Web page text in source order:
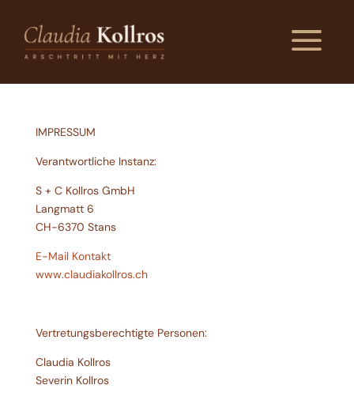
a
IMPRESSUM
Verantwortliche Instanz:
S + C Kollros GmbH
​Langmatt 6
CH-6370 Stans
E-Mail Kontakt
www.claudiakollros.ch
Vertretungsberechtigte Personen:
Claudia Kollros
Severin Kollros